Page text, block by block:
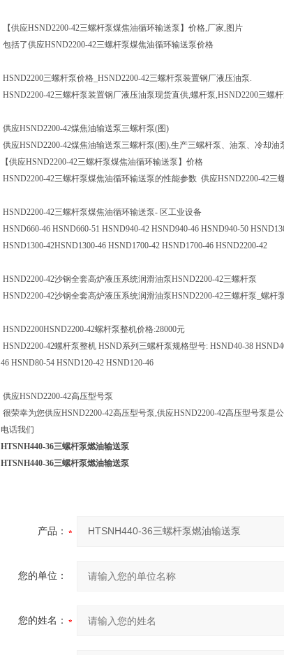
【供应HSND2200-42三螺杆泵煤焦油循环输送泵】价格,厂家,图片
包括了供应HSND2200-42三螺杆泵煤焦油循环输送泵价格
HSND2200三螺杆泵价格_HSND2200-42三螺杆泵装置钢厂液压油泵.
HSND2200-42三螺杆泵装置钢厂液压油泵现货直供,螺杆泵,HSND2200三螺
供应HSND2200-42煤焦油输送泵三螺杆泵(图)
供应HSND2200-42煤焦油输送泵三螺杆泵(图),生产三螺杆泵、油泵、冷却油
【供应HSND2200-42三螺杆泵煤焦油循环输送泵】价格
HSND2200-42三螺杆泵煤焦油循环输送泵的性能参数 供应HSND2200-42三
HSND2200-42三螺杆泵煤焦油循环输送泵- 区工业设备
HSND660-46 HSND660-51 HSND940-42 HSND940-46 HSND940-50
HSND1300-42HSND1300-46 HSND1700-42 HSND1700-46 HSND2200-42
HSND2200-42沙钢全套高炉液压系统润滑油泵HSND2200-42三螺杆泵
HSND2200-42沙钢全套高炉液压系统润滑油泵HSND2200-42三螺杆泵_螺杆
HSND2200HSND2200-42螺杆泵整机价格:28000元
HSND2200-42螺杆泵整机 HSND系列三螺杆泵规格型号: HSND40-38
46 HSND80-54 HSND120-42 HSND120-46
供应HSND2200-42高压型号泵
很荣幸为您供应HSND2200-42高压型号泵,供应HSND2200-42高压型号泵是公
电话我们
HTSNH440-36三螺杆泵燃油输送泵
HTSNH440-36三螺杆泵燃油输送泵
产品：
您的单位：
您的姓名：